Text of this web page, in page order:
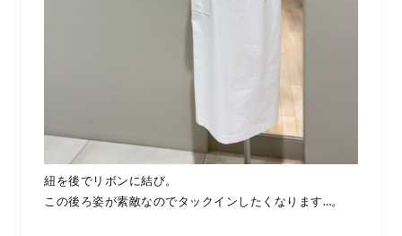
紐を後でリボンに結び。
この後ろ姿が素敵なのでタックインしたくなります…。